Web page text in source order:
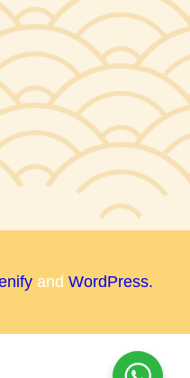
and WordPress.